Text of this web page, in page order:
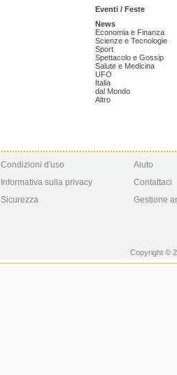
Eventi / Feste
News
Economia e Finanza
Scienze e Tecnologie
Sport
Spettacolo e Gossip
Salute e Medicina
UFO
Italia
dal Mondo
Altro
Condizioni d'uso
Informativa sulla privacy
Sicurezza
Aiuto
Contattaci
Gestione
Copyright ©